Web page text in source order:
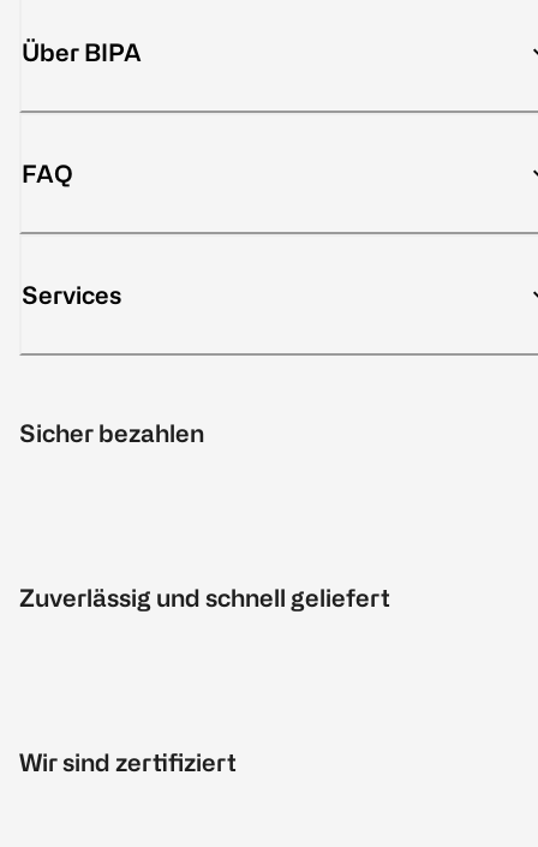
Über BIPA
FAQ
Services
Sicher bezahlen
Zuverlässig und schnell geliefert
Wir sind zertifiziert